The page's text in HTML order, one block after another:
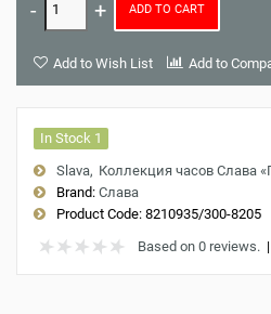
ADD TO CART
Add to Wish List Add to
In Stock 1
Slava Коллекция часов Слава
Brand: Слава
Product Code: 8210935/300-8205
Based on 0 reviews. |